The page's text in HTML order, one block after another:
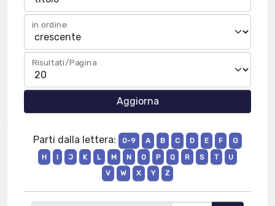
in ordine:
Risultati/Pagina
Parti dalla lettera: 0-9 A B C D E F
G
H
I J K L M N O P Q R S T
U
V
W X Y Z